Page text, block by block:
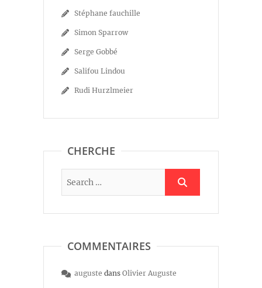
Stéphane fauchille
Simon Sparrow
Serge Gobbé
Salifou Lindou
Rudi Hurzlmeier
CHERCHE
COMMENTAIRES
auguste dans Olivier Auguste